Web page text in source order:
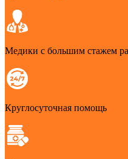
Медики с большим стажем
Круглосуточная помощь